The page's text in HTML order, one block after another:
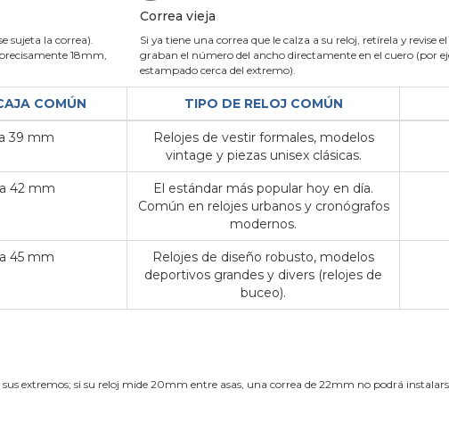
sujeta la correa).
18mm,
Correa vieja
Si ya tiene una correa que le calza a su reloj, retírela y revise
graban el número del ancho directamente en el cuero (por
estampado cerca del extremo).
COMÚN TIPO DE RELOJ COMÚN
39 mm
Relojes de vestir formales, modelos
vintage y piezas unisex clásicas.
42 mm
El estándar más popular hoy en día.
Común en relojes urbanos y cronógrafos
modernos.
45 mm
Relojes de diseño robusto, modelos
deportivos grandes y divers (relojes de
buceo).
extremos; si su reloj mide 20mm entre asas, una correa de 22mm no podrá